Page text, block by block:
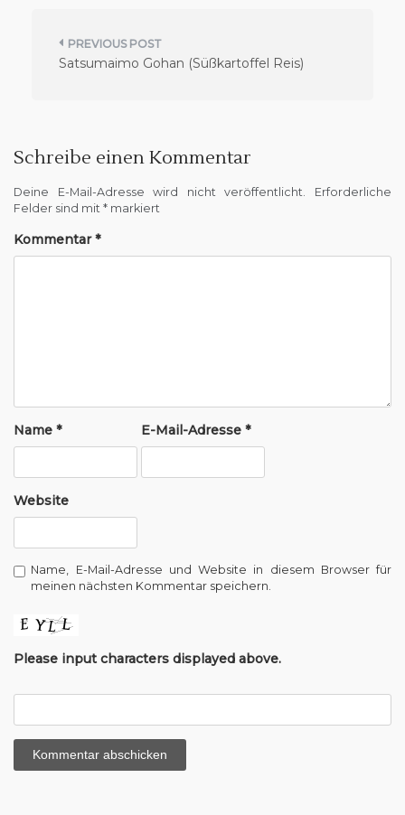
B
e
r
a
g
s
a
t
i
o
n
Satsumaimo Gohan (Süßkartoffel Reis)
Schreibe einen Kommentar
Deine E-Mail-Adresse wird nicht veröffentlicht.
Erforderliche
Felder sind mit * markiert
Kommentar*
Name * E-Mail-Adresse*
Website
Name, E-Mail-Adresse und Website in diesem Browser für
meinen nächsten Kommentar speichern.
Please input characters displayed above.